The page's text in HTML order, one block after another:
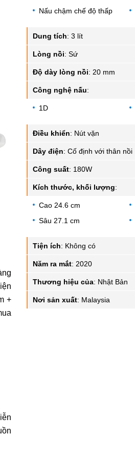
+
Nấu chậm chế độ thấp
Dung tích: 3 lít
Lòng nồi: Sứ
Độ dày lòng nồi: 20 mm
Công nghệ nấu:
1D
Điều khiển: Nút vặn
Dây điện: Cố định với thân nồi
Công suất: 180W
Kích thước, khối lượng:
Cao 24.6 cm
Sâu 27.1 cm
Tiện ích: Không có
Năm ra mắt: 2020
Thương hiệu của: Nhật Bản
Nơi sản xuất: Malaysia